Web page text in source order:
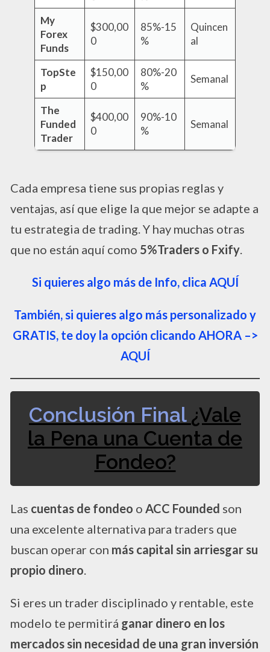
My
Forex
Funds
$300,00
0
85%-15
%
Quincen
al
TopSte
p
$150,00
0
80%-20
%
Semanal
The
Funded
Trader
$400,00
0
90%-10
%
Semanal
Cada empresa tiene sus propias reglas y
ventajas, así que elige la que mejor se adapte a
tu estrategia de trading. Y hay muchas otras
que no están aquí como 5%Traders o Fxify.
Si quieres algo más de Info, clica AQUÍ
También, si quieres algo más personalizado y
GRATIS, te doy la opción clicando AHORA –>
AQUÍ
Conclusión Final ¿Vale
la Pena una Cuenta de
Fondeo?
Las cuentas de fondeo o ACC Founded son
una excelente alternativa para traders que
buscan operar con más capital sin arriesgar su
propio dinero.
Si eres un trader disciplinado y rentable, este
modelo te permitirá ganar dinero en los
mercados sin necesidad de una gran inversión